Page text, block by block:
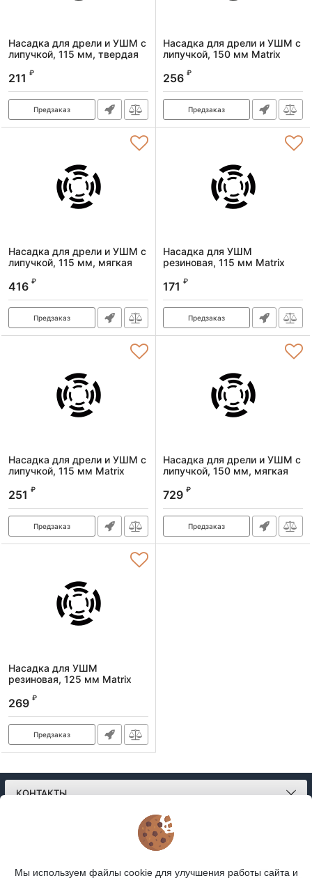
Насадка для дрели и УШМ с
липучкой, 115 мм, твердая
Артикул:
211 ₽
Предзаказ
Насадка для дрели и УШМ с
липучкой, 150 мм Matrix
Артикул:
256 ₽
Предзаказ
Насадка для дрели и УШМ с
липучкой, 115 мм, мягкая
Артикул:
416 ₽
Предзаказ
Насадка для УШМ
резиновая, 115 мм Matrix
Артикул:
171 ₽
Предзаказ
Насадка для дрели и УШМ с
липучкой, 115 мм Matrix
Артикул:
251 ₽
Предзаказ
Насадка для дрели и УШМ с
липучкой, 150 мм, мягкая
Артикул:
729 ₽
Предзаказ
Насадка для УШМ
резиновая, 125 мм Matrix
Артикул:
269 ₽
Предзаказ
КОНТАКТЫ
Мы используем файлы cookie для улучшения работы сайта и